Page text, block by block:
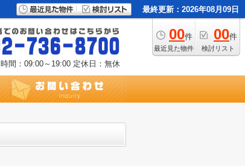
最終更新：2026年08月09日
00件
最近見た物件
00件
検討リスト
間：09:00～19:00 定休日：無休